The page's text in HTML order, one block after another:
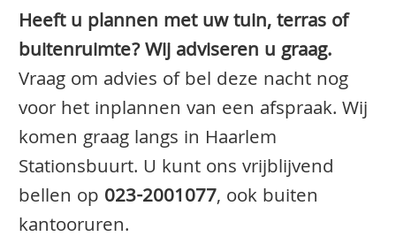
Heeft u plannen met uw tuin, terras of
buitenruimte? Wij adviseren u graag.
Vraag om advies of bel deze nacht nog
voor het inplannen van een afspraak. Wij
komen graag langs in Haarlem
Stationsbuurt. U kunt ons vrijblijvend
bellen op 023-2001077, ook buiten
kantooruren.